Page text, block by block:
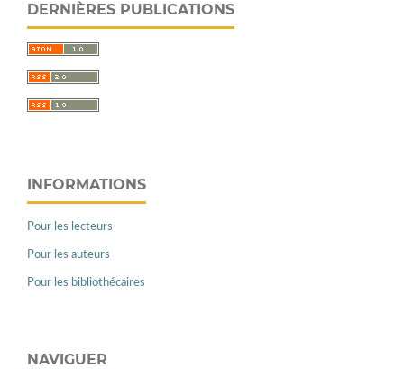
DERNIÈRES PUBLICATIONS
INFORMATIONS
Pour les lecteurs
Pour les auteurs
Pour les bibliothécaires
NAVIGUER